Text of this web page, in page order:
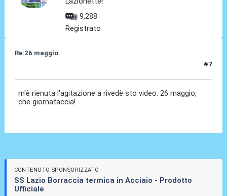
9.288
Registrato
Re:26 maggio
#7
m'è rienuta l'agitazione a rivedè sto video. 26 maggio,
che giornataccia!
CONTENUTO SPONSORIZZATO
SS Lazio Borraccia termica in Acciaio - Prodotto
Ufficiale